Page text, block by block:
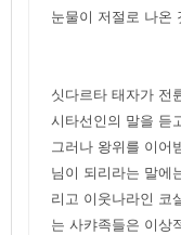
눈물이 저절로 나온
싯다르타 태자가 전
시타선인의 말을 듣
그러나 왕위를 이어
님이 되리라는 말에
리고 이웃나라인 코
는 사캬족들은 이상